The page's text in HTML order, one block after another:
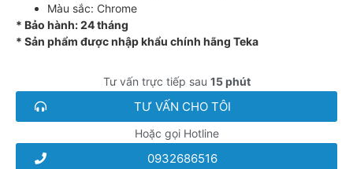
Màu sắc: Chrome
* Bảo hành: 24 tháng
* Sản phẩm được nhập khẩu chính hãng Teka
Tư vấn trực tiếp sau 15 phút
TƯ VẤN CHO TÔI
Hoặc gọi Hotline
0932686516